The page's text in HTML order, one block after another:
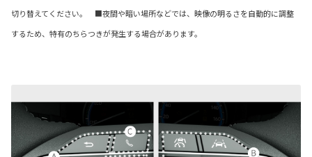
切り替えてください。 ■夜間や暗い場所などでは、映像の明るさを自動的に調整
するため、特有のちらつきが発生する場合があります。